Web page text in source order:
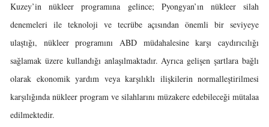
Kuzey’in nükleer programına gelince; Pyongyan’ın nükleer silah
denemeleri ile teknoloji ve tecrübe açısından önemli bir seviyeye
ulaştığı, nükleer programını ABD müdahalesine karşı caydırıcılığı
sağlamak üzere kullandığı anlaşılmaktadır. Ayrıca gelişen şartlara bağlı
olarak ekonomik yardım veya karşılıklı ilişkilerin normalleştirilmesi
karşılığında nükleer program ve silahlarını müzakere edebileceği mütalaa
edilmektedir.